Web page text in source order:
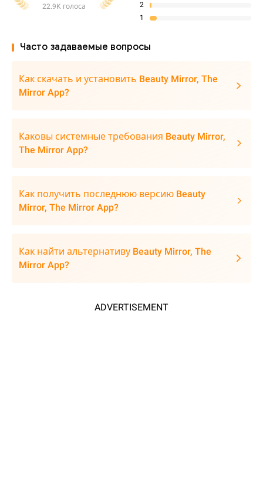
22.9K голоса
2
1
Часто задаваемые вопросы
Как скачать и установить Beauty Mirror, The
Mirror App?
Каковы системные требования Beauty Mirror,
The Mirror App?
Как получить последнюю версию Beauty
Mirror, The Mirror App?
Как найти альтернативу Beauty Mirror, The
Mirror App?
ADVERTISEMENT